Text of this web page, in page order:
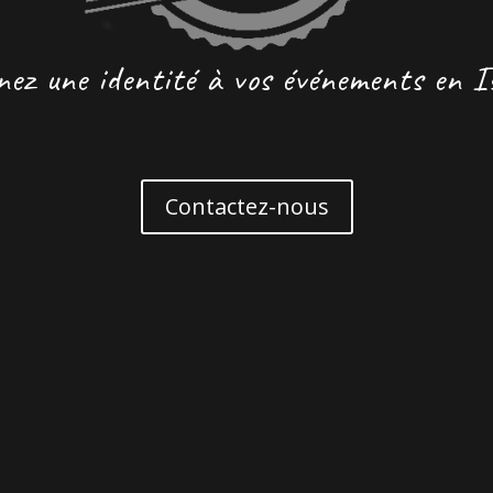
une identité à vos événements en
Contactez-nous